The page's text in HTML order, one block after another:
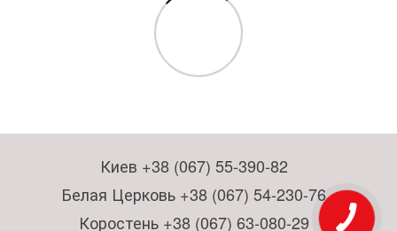
Киев +38 (067) 55-390-82
Белая Церковь +38 (067) 54-230-76
Коростень +38 (067) 63-080-29